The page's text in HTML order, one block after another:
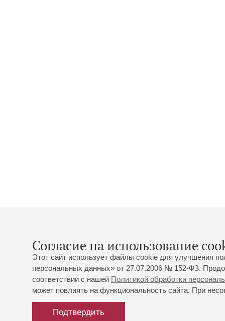
Согласие на использование
Этот сайт использует файлы cookie для улучшения
персональных данных» от 27.07.2006 № 152-ФЗ.
соответствии с нашей Политикой обработки
может повлиять на функциональность сайта. При
Подтвердить